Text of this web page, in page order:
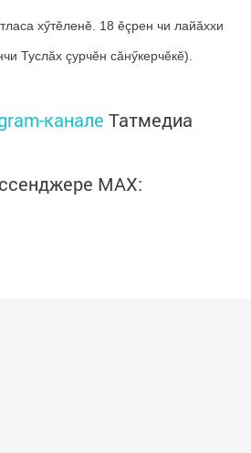
хӳтӗленӗ. 18 ӗçрен чи лайăххи
Туслăх çурчӗн сăнӳкерчӗкӗ).
канале Татмедиа
MАХ: